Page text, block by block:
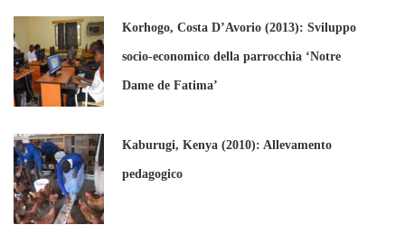
Korhogo, Costa D’Avorio (2013): Sviluppo
socio-economico della parrocchia ‘Notre
Dame de Fatima’
Kaburugi, Kenya (2010): Allevamento
pedagogico